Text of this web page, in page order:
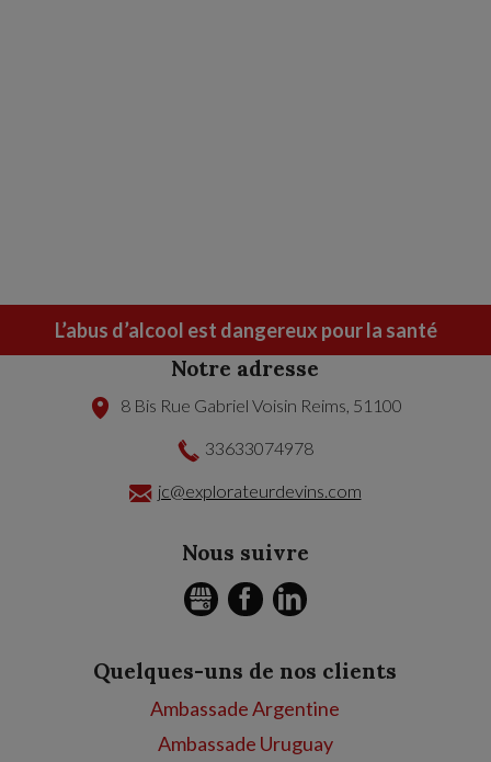
L’abus d’alcool est dangereux pour la santé
Notre adresse
8 Bis Rue Gabriel Voisin Reims, 51100
33633074978
jc@explorateurdevins.com
Nous suivre
GMB FACEBOOK
Quelques-uns de nos clients
Ambassade Argentine
Ambassade Uruguay